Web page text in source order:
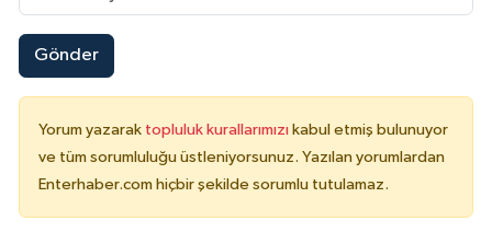
Gönder
Yorum yazarak topluluk kurallarımızı kabul etmiş bulunuyor
ve tüm sorumluluğu üstleniyorsunuz. Yazılan yorumlardan
Enterhaber.com hiçbir şekilde sorumlu tutulamaz.